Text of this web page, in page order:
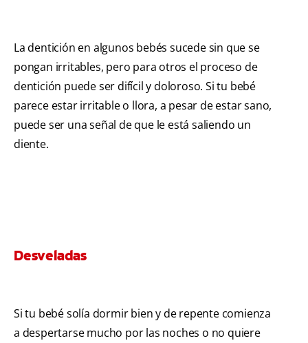
La dentición en algunos bebés sucede sin que se
pongan irritables, pero para otros el proceso de
dentición puede ser difícil y doloroso. Si tu bebé
parece estar irritable o llora, a pesar de estar sano,
puede ser una señal de que le está saliendo un
diente.
Desveladas
Si tu bebé solía dormir bien y de repente comienza
a despertarse mucho por las noches o no quiere